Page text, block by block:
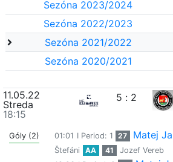
Sezóna 2023/2024
Sezóna 2022/2023
Sezóna 2021/2022
Sezóna 2020/2021
11.05.22
Streda
18:15
5 : 2
Góly (2) 01:01 I Period: 1 27 Matej
Štefáni
AA 41
Jozef Vereb